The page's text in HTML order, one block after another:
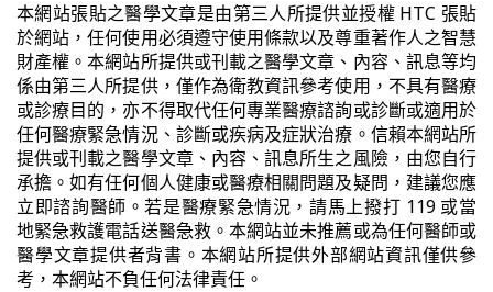
本網站張貼之醫學文章是由第三人所提供並授權 HTC 張貼
於網站，任何使用必須遵守使用條款以及尊重著作人之智慧
財產權。本網站所提供或刊載之醫學文章、內容、訊息等均
係由第三人所提供，僅作為衛教資訊參考使用，不具有醫療
或診療目的，亦不得取代任何專業醫療諮詢或診斷或適用於
任何醫療緊急情況、診斷或疾病及症狀治療。信賴本網站所
提供或刊載之醫學文章、內容、訊息所生之風險，由您自行
承擔。如有任何個人健康或醫療相關問題及疑問，建議您應
立即諮詢醫師。若是醫療緊急情況，請馬上撥打 119 或當
地緊急救護電話送醫急救。本網站並未推薦或為任何醫師或
醫學文章提供者背書。本網站所提供外部網站資訊僅供參
考，本網站不負任何法律責任。